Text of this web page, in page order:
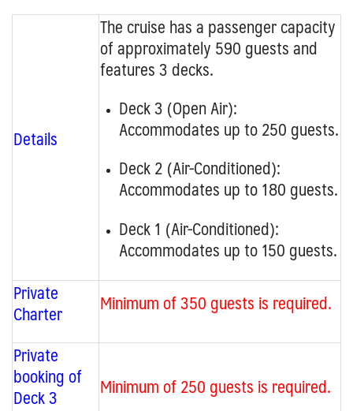
Details
The cruise has a passenger capacity
of approximately 590 guests and
features 3 decks.
Deck 3 (Open Air):
Accommodates up to 250 guests.
Deck 2 (Air-Conditioned):
Accommodates up to 180 guests.
Deck 1 (Air-Conditioned):
Accommodates up to 150 guests.
Private
Charter
Minimum of 350 guests is required.
Private
booking of
Deck 3 Minimum of 250 guests is required.